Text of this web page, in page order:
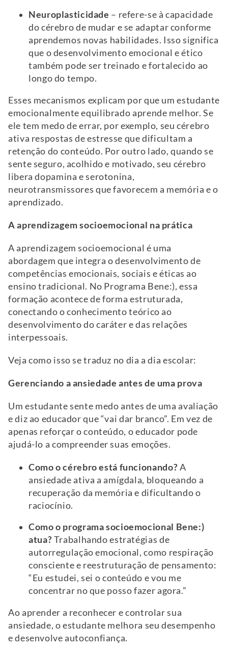
Neuroplasticidade – refere-se à capacidade
do cérebro de mudar e se adaptar conforme
aprendemos novas habilidades. Isso significa
que o desenvolvimento emocional e ético
também pode ser treinado e fortalecido ao
longo do tempo.
Esses mecanismos explicam por que um estudante
emocionalmente equilibrado aprende melhor. Se
ele tem medo de errar, por exemplo, seu cérebro
ativa respostas de estresse que dificultam a
retenção do conteúdo. Por outro lado, quando se
sente seguro, acolhido e motivado, seu cérebro
libera dopamina e serotonina,
neurotransmissores que favorecem a memória e o
aprendizado.
A aprendizagem socioemocional na prática
A aprendizagem socioemocional é uma
abordagem que integra o desenvolvimento de
competências emocionais, sociais e éticas ao
ensino tradicional. No Programa Bene:), essa
formação acontece de forma estruturada,
conectando o conhecimento teórico ao
desenvolvimento do caráter e das relações
interpessoais.
Veja como isso se traduz no dia a dia escolar:
Gerenciando a ansiedade antes de uma prova
Um estudante sente medo antes de uma avaliação
e diz ao educador que “vai dar branco”. Em vez de
apenas reforçar o conteúdo, o educador pode
ajudá-lo a compreender suas emoções.
Como o cérebro está funcionando?A
ansiedade ativa a amígdala, bloqueando a
recuperação da memória e dificultando o
raciocínio.
Como o programa socioemocional Bene:)
atua?Trabalhando estratégias de
autorregulação emocional, como respiração
consciente e reestruturação de pensamento:
“Eu estudei, sei o conteúdo e vou me
concentrar no que posso fazer agora.”
Ao aprender a reconhecer e controlar sua
ansiedade, o estudante melhora seu desempenho
e desenvolve autoconfiança.